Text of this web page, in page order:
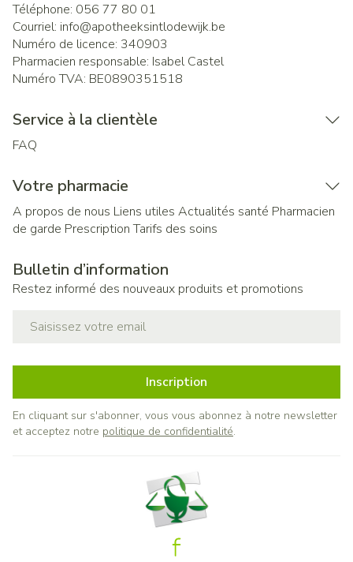
Téléphone: 056 77 80 01
Courriel: info@apotheeksintlodewijk.be
Numéro de licence: 340903
Pharmacien responsable: Isabel Castel
Numéro TVA: BE0890351518
Service à la clientèle
FAQ
Votre pharmacie
A propos de nous Liens utiles Actualités santé Pharmacien
de garde Prescription Tarifs des soins
Bulletin d’information
Restez informé des nouveaux produits et promotions
Inscription
En cliquant sur s'abonner, vous vous abonnez à notre newsletter
et acceptez notre politique de confidentialité.